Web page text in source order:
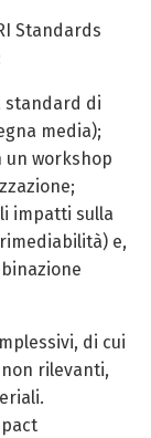
Standards
standard di
media);
un workshop
impatti sulla
e,
di cui
rilevanti,